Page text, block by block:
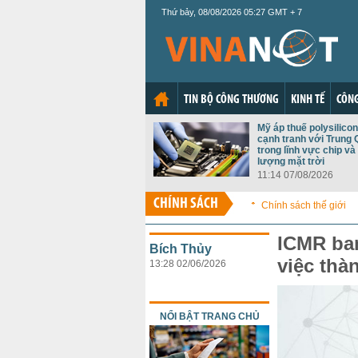
Thứ bảy, 08/08/2026 05:27 GMT + 7
TIN BỘ CÔNG THƯƠNG KINH TẾ
Mỹ áp thuế
cạnh tranh với Trung
trong lĩnh vực chip và
lượng mặt trời
11:14 07/08/2026
CHÍNH SÁCH Chính sách thế giới
ICMR
việc
Bích Thủy
13:28 02/06/2026
NỔI BẬT TRANG CHỦ